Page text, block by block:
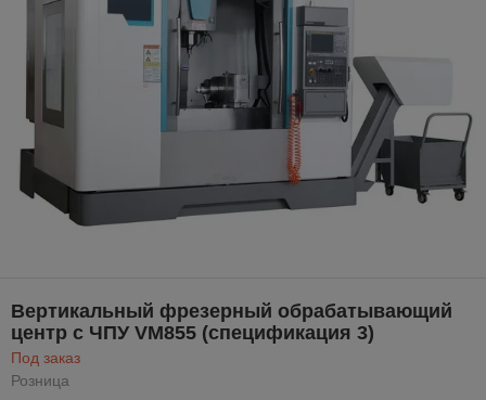
Вертикальный фрезерный обрабатывающий
центр с ЧПУ VM855 (спецификация 3)
Под заказ
Розница